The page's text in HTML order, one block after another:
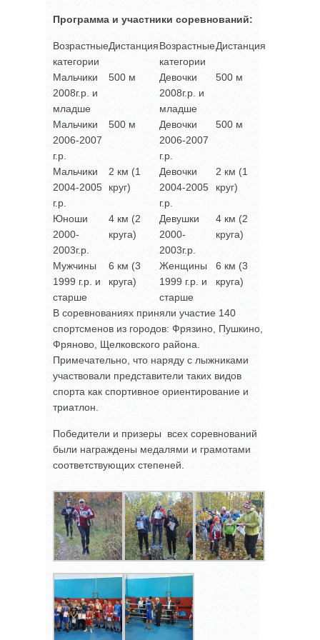
Программа и участники соревнований:
Возрастные
категории
ДистанцияВозрастные
категории
Дистанция
Мальчики
2008г.р. и
младше
500 м
Девочки
2008г.р. и
младше
500 м
Мальчики
2006-2007
г.р.
500 м
Девочки
2006-2007
г.р.
500 м
Мальчики
2004-2005
г.р.
2 км (1
круг)
Девочки
2004-2005
г.р.
2 км (1
круг)
Юноши
2000-
2003г.р.
4 км (2
круга)
Девушки
2000-
2003г.р.
4 км (2
круга)
Мужчины
1999 г.р. и
старше
6 км (3
круга)
Женщины
1999 г.р. и
старше
6 км (3
круга)
В соревнованиях приняли участие 140
спортсменов из городов: Фрязино, Пушкино,
Фряново, Щелковского района.
Примечательно, что наряду с лыжниками
участвовали представители таких видов
спорта как спортивное ориентирование и
триатлон.
Победители и призеры всех соревнований
были награждены медалями и грамотами
соответствующих степеней.